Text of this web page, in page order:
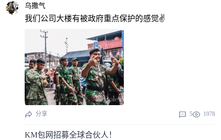
乌撒气
我们公司大楼有被政府重点保护的感觉✌️
分享 5 1978
KM包网招募全球合伙人！